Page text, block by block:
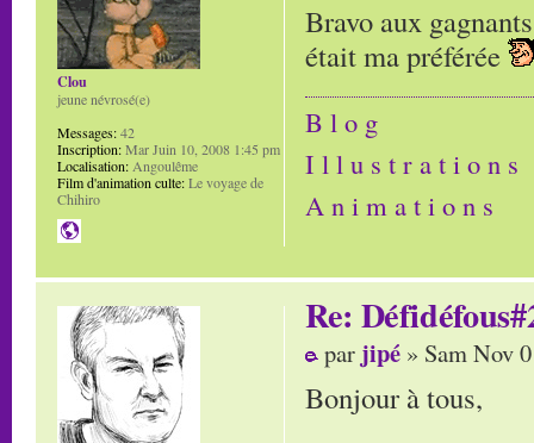
Bravo aux
était ma préférée
B l o g
I l l u s t r a t i o n s
A n i m a t i o n s
Clou
jeune névrosé(e)
Messages:42
Inscription:Mar Juin 10, 2008 1:45 pm
Localisation: Angoulême
Film d'animation culte:Le voyage de
Chihiro
Re:
par jipé » Sam Nov
Bonjour à tous,